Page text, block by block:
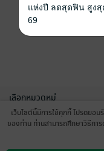
เลือกหมวดหมู่
บริการช่วยเหลือ
เว็บไซต์นี้มีการใช้คุกกี้ โปรดยอ
ของท่าน ท่านสามารถศึกษาวิธีก
แห่งปี ลดสุดฟิน สูงสุ
69